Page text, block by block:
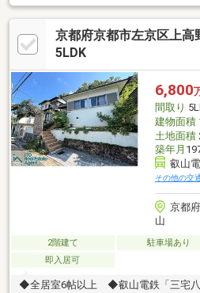
京都府京都市左京区上高
5LDK
6,800
間取り
建物面積
土地面積
築年月
叡山
その他の交
京都
山
2階建て 駐車場あり
即入居可
◆全居室6帖以上 ◆叡山電鉄「三宅